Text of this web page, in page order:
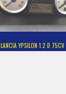
LANCIA YPSILON 1.2 D 75CV …